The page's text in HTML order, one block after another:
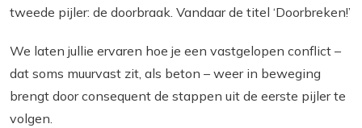
tweede pijler: de doorbraak. Vandaar de titel ‘Doorbreken!’
We laten jullie ervaren hoe je een vastgelopen conflict –
dat soms muurvast zit, als beton – weer in beweging
brengt door consequent de stappen uit de eerste pijler te
volgen.